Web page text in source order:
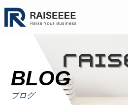
BLOG
ブログ